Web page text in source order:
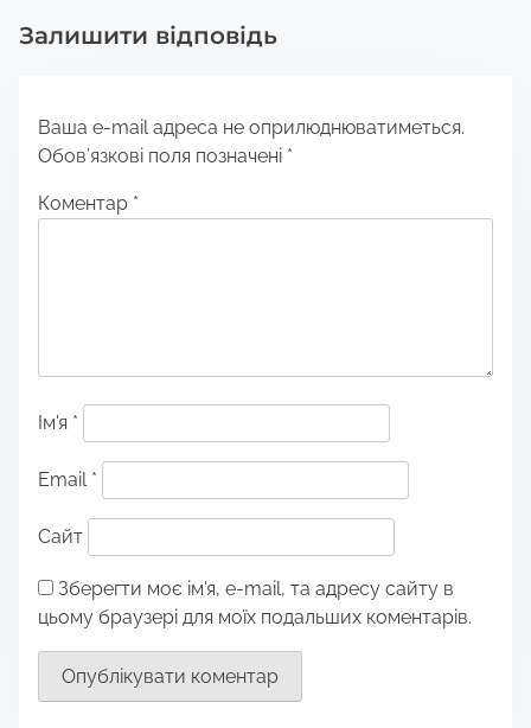
Залишити відповідь
Ваша e-mail адреса не оприлюднюватиметься.
Обов’язкові поля позначені *
Коментар *
Ім'я *
Email *
Сайт
Зберегти моє ім'я, e-mail, та адресу сайту в
цьому браузері для моїх подальших коментарів.